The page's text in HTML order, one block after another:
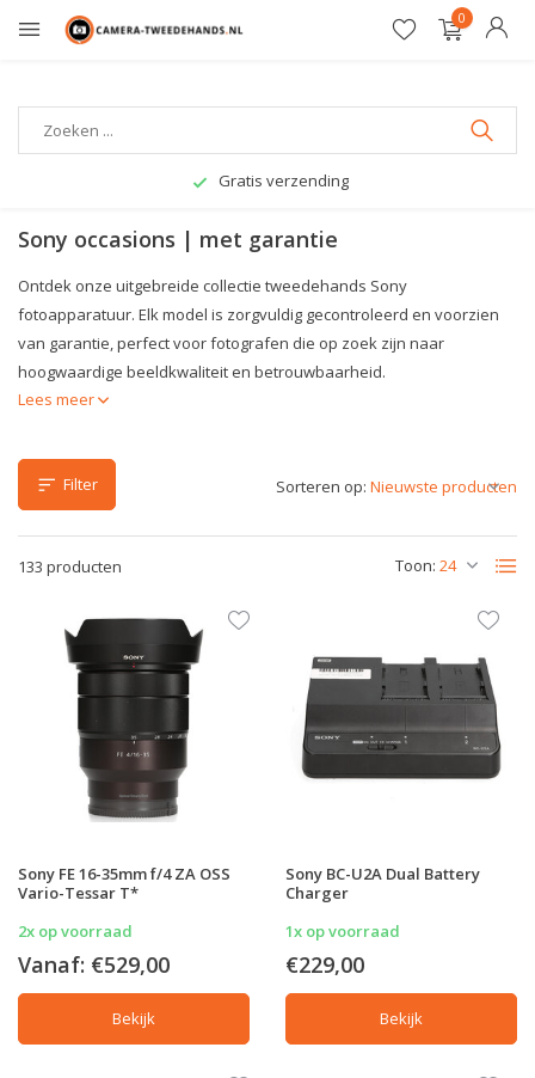
0
12 maanden garantie
Sony occasions | met garantie
Ontdek onze uitgebreide collectie tweedehands Sony
fotoapparatuur. Elk model is zorgvuldig gecontroleerd en voorzien
van garantie, perfect voor fotografen die op zoek zijn naar
hoogwaardige beeldkwaliteit en betrouwbaarheid.
Lees meer
Filter
133 producten Toon:
Sorteren op:
Sony FE 16-35mm f/4 ZA OSS
Vario-Tessar T*
2x op voorraad
Vanaf: €529,00
Bekijk
Sony BC-U2A Dual Battery
Charger
1x op voorraad
€229,00
Bekijk